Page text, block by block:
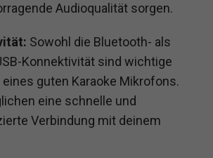
Audioqualität sorgen.
Sowohl die Bluetooth- als
Konnektivität sind wichtige
guten Karaoke Mikrofons.
eine schnelle und
Verbindung mit deinem